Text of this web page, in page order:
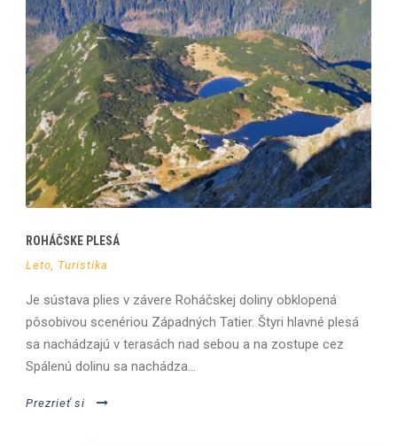
ROHÁČSKE PLESÁ
Leto, Turistika
Je sústava plies v závere Roháčskej doliny obklopená
pôsobivou scenériou Západných Tatier. Štyri hlavné plesá
sa nachádzajú v terasách nad sebou a na zostupe cez
Spálenú dolinu sa nachádza...
Prezrieť si